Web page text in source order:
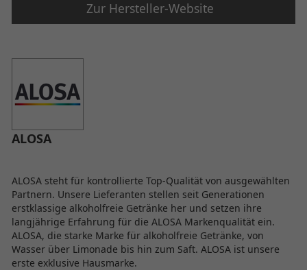
Zur Hersteller-Website
ALOSA
ALOSA steht für kontrollierte Top-Qualität von ausgewählten
Partnern. Unsere Lieferanten stellen seit Generationen
erstklassige alkoholfreie Getränke her und setzen ihre
langjährige Erfahrung für die ALOSA Markenqualität ein.
ALOSA, die starke Marke für alkoholfreie Getränke, von
Wasser über Limonade bis hin zum Saft. ALOSA ist unsere
erste exklusive Hausmarke.